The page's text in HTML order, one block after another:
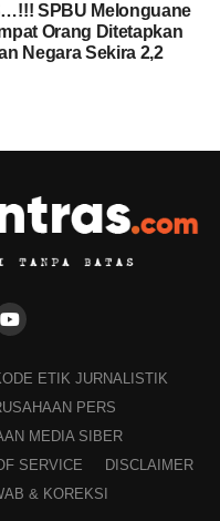
SPBU Melonguane
Orang Ditetapkan
Negara Sekira 2,2
ETIK JURNALISTIK
PERS
MEDIA SIBER
SERVICE
DISCLAIMER
& KOREKSI